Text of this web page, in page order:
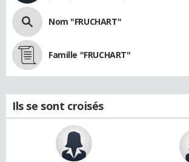
Nom "FRUCHART"
Famille "FRUCHART"
Ils se sont croisés